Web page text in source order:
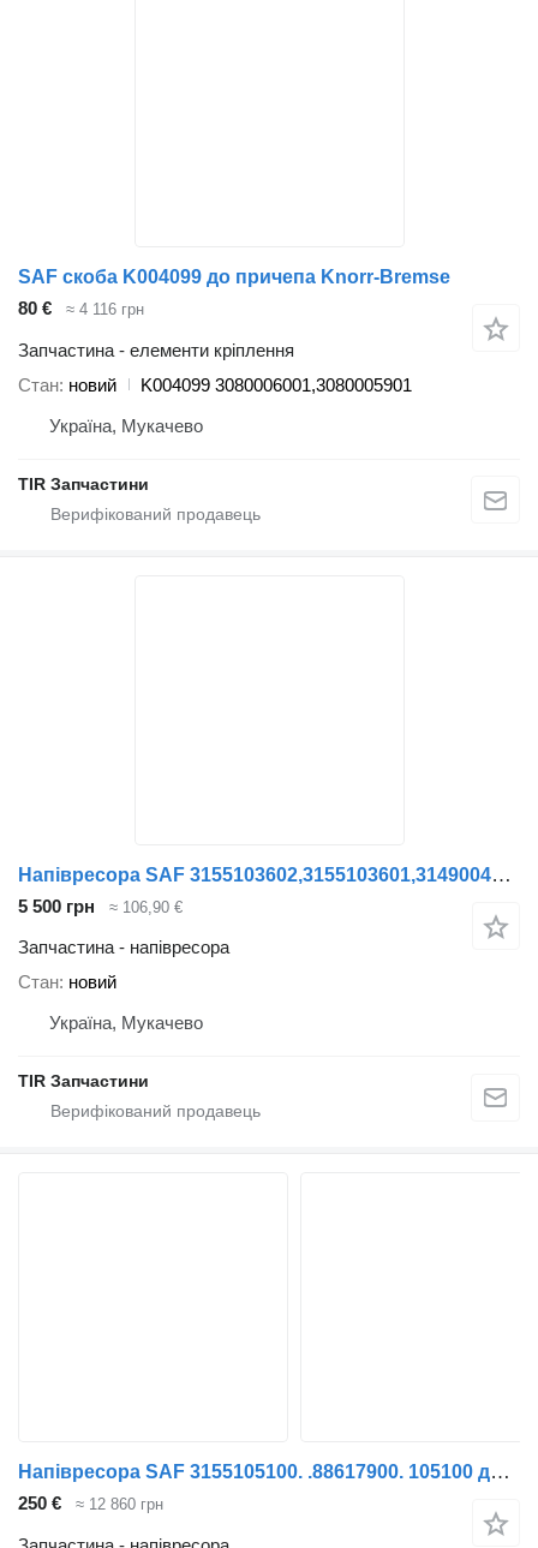
SAF скоба K004099 до причепа Knorr-Bremse
80 €
≈ 4 116 грн
Запчастина - елементи кріплення
Стан новий
K004099 3080006001,3080005901
Україна, Мукачево
TIR Запчастини
Напівресора SAF 3155103602,3155103601,3149004502.88616700.88616700.F188Z035Z до причепа Kögel
5 500 грн ≈ 106,90 €
Запчастина - напівресора
Стан новий
Україна, Мукачево
TIR Запчастини
Напівресора SAF 3155105100. .88617900. 105100 до причепа SAF
250 € ≈ 12 860 грн